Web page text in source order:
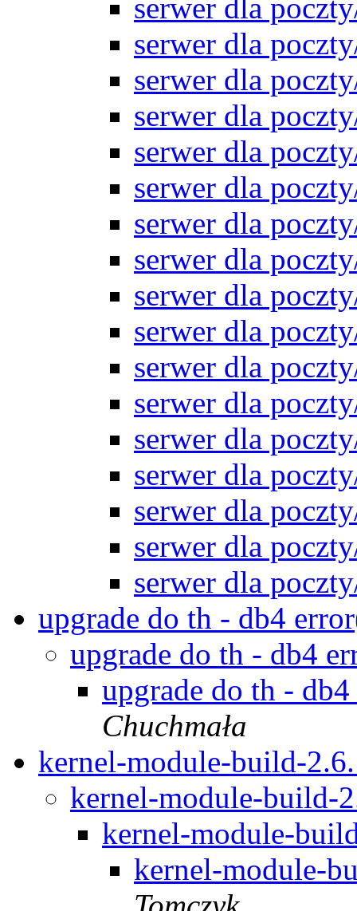
serwer dla
serwer dla
serwer dla
serwer dla
serwer dla
serwer dla
serwer dla
serwer dla
serwer dla
serwer dla
serwer dla
serwer dla
serwer dla
serwer dla
serwer dla
serwer dla
serwer dla
upgrade do th - db4
upgrade do th - db4
upgrade do th -
Chuchmała
kernel-module-build-
kernel-module-build-
kernel-module-
kernel-module-